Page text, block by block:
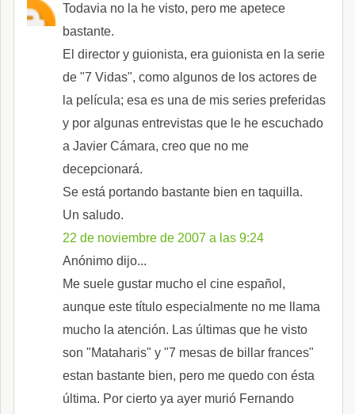
Todavia no la he visto, pero me apetece
bastante.
El director y guionista, era guionista en la serie
de "7 Vidas", como algunos de los actores de
la película; esa es una de mis series preferidas
y por algunas entrevistas que le he escuchado
a Javier Cámara, creo que no me
decepcionará.
Se está portando bastante bien en taquilla.
Un saludo.
22 de noviembre de 2007 a las 9:24
Anónimo dijo...
Me suele gustar mucho el cine español,
aunque este título especialmente no me llama
mucho la atención. Las últimas que he visto
son "Mataharis" y "7 mesas de billar frances"
estan bastante bien, pero me quedo con ésta
última. Por cierto ya ayer murió Fernando